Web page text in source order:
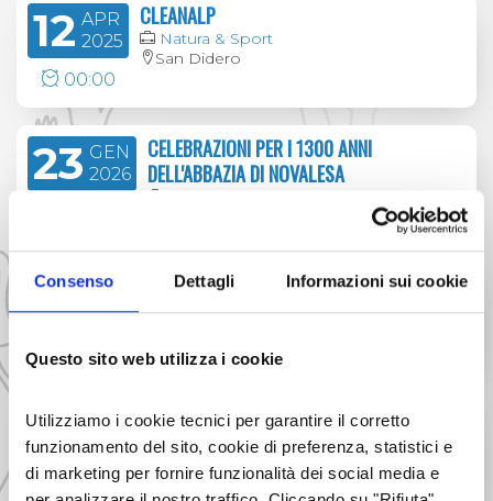
Consenso Dettagli Informazioni sui cookie
Questo sito web utilizza i cookie
Utilizziamo i cookie tecnici per garantire il corretto
funzionamento del sito, cookie di preferenza, statistici e
di marketing per fornire funzionalità dei social media e
12 APR
2025
00:00
CLEANALP
Natura & Sport
San Didero
23 GEN
2026
CELEBRAZIONI PER I 1300 ANNI
DELL'ABBAZIA DI NOVALESA
27 MAR
2026
INSERZIONI
11 APR
2026
21:00
CAMALEONTIKA 2026, LA STAGIONE
TEATRALE DI ALMESE
Teatro
Almese